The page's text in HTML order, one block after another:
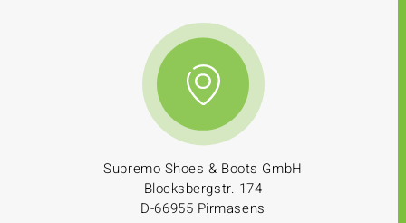
Supremo Shoes & Boots GmbH
Blocksbergstr. 174
D-66955 Pirmasens